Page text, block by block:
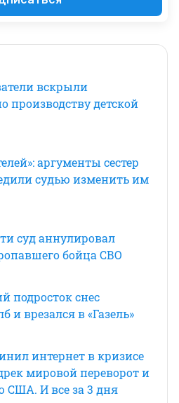
вскрыли
производству детской
аргументы сестер
судью изменить им
суд аннулировал
бойца СВО
подросток снес
и врезался в «Газель»
интернет в кризисе
мировой переворот и
США. И все за 3 дня